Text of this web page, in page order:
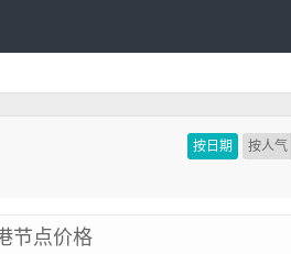
按日期 按人气
节点价格